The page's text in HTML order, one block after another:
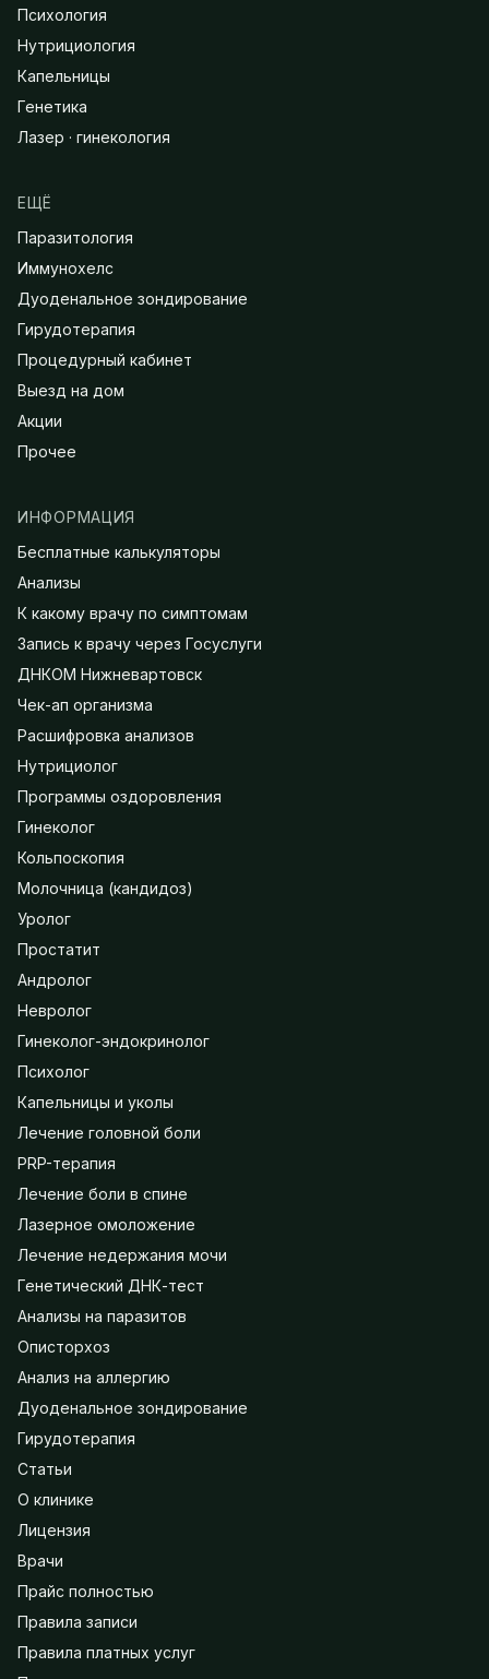
Психология
Нутрициология
Капельницы
Генетика
Лазер · гинекология
ЕЩЁ
Паразитология
Иммунохелс
Дуоденальное зондирование
Гирудотерапия
Процедурный кабинет
Выезд на дом
Акции
Прочее
ИНФОРМАЦИЯ
Бесплатные калькуляторы
Анализы
К какому врачу по симптомам
Запись к врачу через Госуслуги
ДНКОМ Нижневартовск
Чек-ап организма
Расшифровка анализов
Нутрициолог
Программы оздоровления
Гинеколог
Кольпоскопия
Молочница (кандидоз)
Уролог
Простатит
Андролог
Невролог
Гинеколог-эндокринолог
Психолог
Капельницы и уколы
Лечение головной боли
PRP-терапия
Лечение боли в спине
Лазерное омоложение
Лечение недержания мочи
Генетический ДНК-тест
Анализы на паразитов
Описторхоз
Анализ на аллергию
Дуоденальное зондирование
Гирудотерапия
Статьи
О клинике
Лицензия
Врачи
Прайс полностью
Правила записи
Правила платных услуг